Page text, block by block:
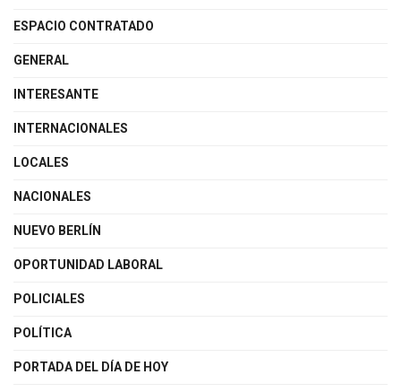
ESPACIO CONTRATADO
GENERAL
INTERESANTE
INTERNACIONALES
LOCALES
NACIONALES
NUEVO BERLÍN
OPORTUNIDAD LABORAL
POLICIALES
POLÍTICA
PORTADA DEL DÍA DE HOY